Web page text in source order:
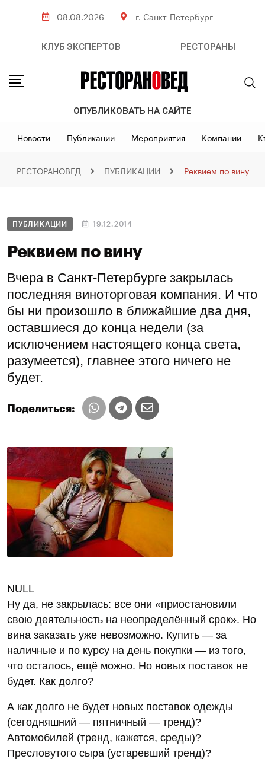
08.08.2026 г. Санкт-Петербург
КЛУБ ЭКСПЕРТОВ РЕСТОРАНЫ
ОПУБЛИКОВАТЬ НА САЙТЕ
Новости Публикации Мероприятия Компании
РЕСТОРАНОВЕД ПУБЛИКАЦИИ Реквием по вину
ПУБЛИКАЦИИ 19.12.2014
Реквием по вину
Вчера в Санкт-Петербурге закрылась
последняя виноторговая компания. И что
бы ни произошло в ближайшие два дня,
оставшиеся до конца недели (за
исключением настоящего конца света,
разумеется), главнее этого ничего не
будет.
Поделиться:
NULL
Ну да, не закрылась: все они «приостановили
свою деятельность на неопределённый срок». Но
вина заказать уже невозможно. Купить — за
наличные и по курсу на день покупки — из того,
что осталось, ещё можно. Но новых поставок не
будет. Как долго?
А как долго не будет новых поставок одежды
(сегодняшний — пятничный — тренд)?
Автомобилей (тренд, кажется, среды)?
Пресловутого сыра (устаревший тренд)?